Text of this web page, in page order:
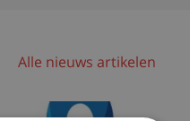
Alle nieuws artikelen